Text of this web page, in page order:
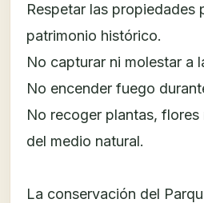
Respetar las propiedades
patrimonio histórico.
No capturar ni molestar a
No encender fuego
No recoger plantas,
del medio natural.
La conservación del